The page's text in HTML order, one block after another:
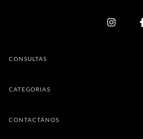
CONSULTAS
CATEGORIAS
CONTACTÁNOS